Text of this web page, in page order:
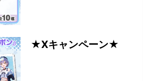
★Xキャンペーン★